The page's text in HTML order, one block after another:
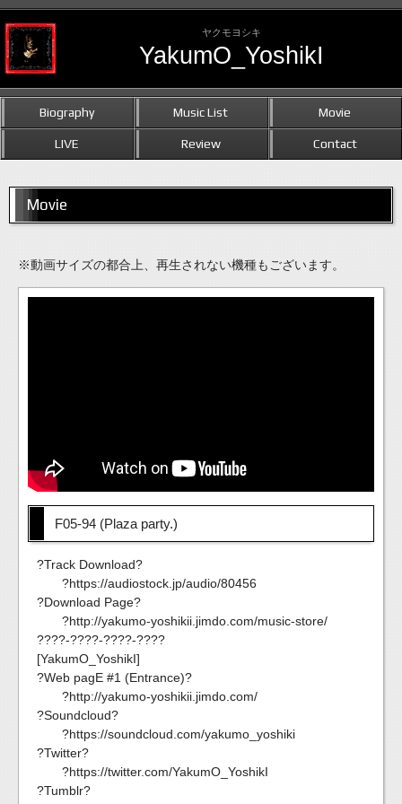
ヤクモヨシキ
YakumO_YoshikI
Biography Music List Movie
LIVE Review Contact
Movie
※動画サイズの都合上、再生されない機種もございます。
F05-94 (Plaza party.)
?Track Download?
?https://audiostock.jp/audio/80456
?Download Page?
?http://yakumo-yoshikii.jimdo.com/music-store/
????-????-????-????
[YakumO_YoshikI]
?Web pagE #1 (Entrance)?
?http://yakumo-yoshikii.jimdo.com/
?Soundcloud?
?https://soundcloud.com/yakumo_yoshiki
?Twitter?
?https://twitter.com/YakumO_YoshikI
?Tumblr?